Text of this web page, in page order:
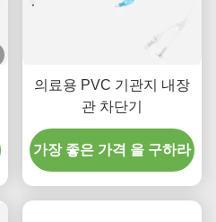
의료용 PVC 기관지 내장
관 차단기
가장 좋은 가격 을 구하라